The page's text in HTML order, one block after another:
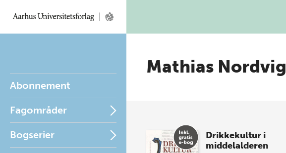
Abonnement
Fagområder
Bogserier
Mathias Nordvig
Drikkekultur i
middelalderen